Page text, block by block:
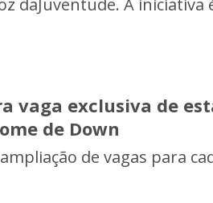
daJuventude. A
vaga exclusiva de
de Down
de vagas para